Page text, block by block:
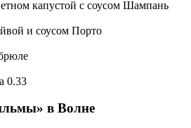
капустой с соусом Шампань
и соусом Порто
0.33
в Волне